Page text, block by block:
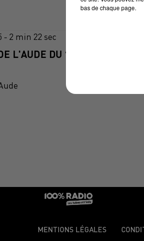
- 2 min 22 sec
L'AUDE DU 17/02/2025 À
MENTIONS LÉGALES
bas de chaque page.